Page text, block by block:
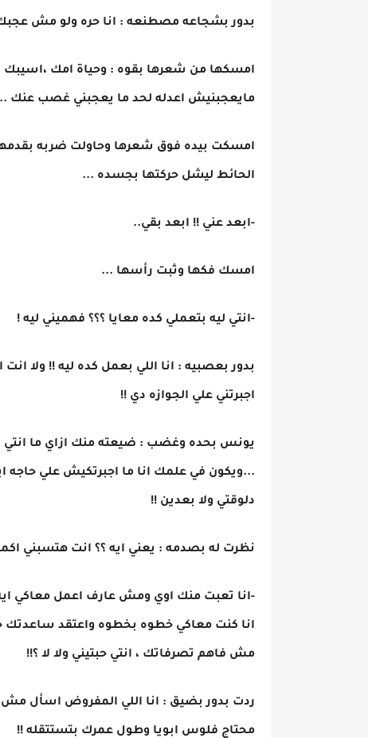
بدور بشجاعه مصطنعه : انا حره ولو مش
امسكها من شعرها بقوه : وحياة امك ،اسيبك
مايعجبنيش اعدله لحد ما يعجبني غصب عنك
امسكت بيده فوق شعرها وحاولت ضربه بقدمها
الحائط ليشل حركتها بجسده ...
-ابعد عني !! ابعد بقي..
امسك فكها وثبت رأسها ...
-انتي ليه بتعملي كده معايا ؟؟؟ فهميني ليه !
بدور بعصبيه : انا اللي بعمل كده ليه !! ولا
اجبرتني علي الجوازه دي !!
يونس بحده وغضب : ضيعته منك ازاي ما انتي
...ويكون في علمك انا ما اجبرتكيش علي حاجه
دلوقتي ولا بعدين !!
نظرت له بصدمه : يعني ايه ؟؟ انت هتسبني
-انا تعبت منك اوي ومش عارف اعمل معاكي ايه
انا كنت معاكي خطوه بخطوه واعتقد ساعدتك
مش فاهم تصرفاتك ، انتي حبتيني ولا لا ؟!!
ردت بدور بضيق : انا اللي المفروض اسأل
محتاج فلوس ابويا وطول عمرك بتستتقله !!